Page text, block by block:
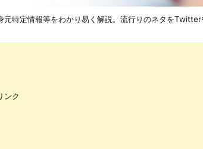
特定情報等をわかり易く解説。流行りのネタをTwitter
ンク